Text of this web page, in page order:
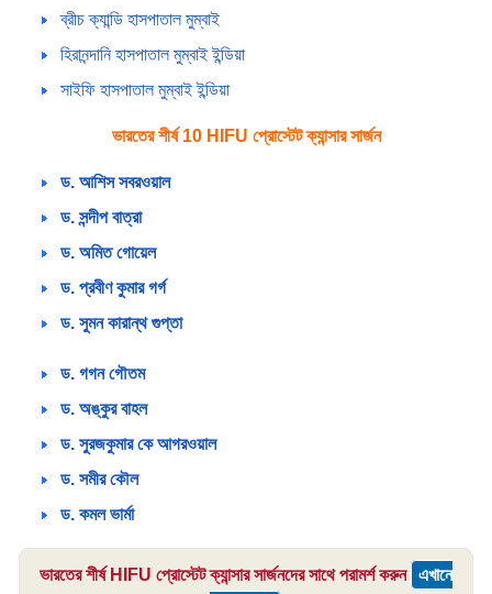
ব্রীচ ক্যান্ডি হাসপাতাল মুম্বাই
হিরানন্দানি হাসপাতাল মুম্বাই ইন্ডিয়া
সাইফি হাসপাতাল মুম্বাই ইন্ডিয়া
ভারতের শীর্ষ 10 HIFU প্রোস্টেট ক্যান্সার সার্জন
ড. আশিস সবরওয়াল
ড. সন্দীপ বাত্রা
ড. অমিত গোয়েল
ড. প্রবীণ কুমার গর্গ
ড. সুমন কারান্থ গুপ্তা
ড. গগন গৌতম
ড. অঙ্কুর বাহল
ড. সুরজকুমার কে আগরওয়াল
ড. সমীর কৌল
ড. কমল ভার্মা
ভারতের শীর্ষ HIFU প্রোস্টেট ক্যান্সার সার্জনদের সাথে পরামর্শ করুন এখানে